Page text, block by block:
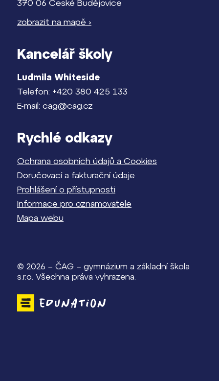
370 06 České Budějovice
zobrazit na mapě ›
Kancelář školy
Ludmila Whiteside
Telefon: +420 380 425 133
E-mail: cag@cag.cz
Rychlé odkazy
Ochrana osobních údajů a Cookies
Doručovací a fakturační údaje
Prohlášení o přístupnosti
Informace pro oznamovatele
Mapa webu
© 2026 – ČAG – gymnázium a základní škola
s.r.o. Všechna práva vyhrazena.